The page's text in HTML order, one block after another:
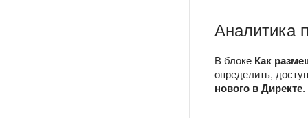
Аналитика
В блоке Как
определить,
нового в Директе.